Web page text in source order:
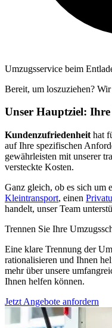
Umzugsservice beim
Bereit, um loszuziehen?
Unser Hauptziel:
Kundenzufriedenheit hat
auf Ihre spezifischen
gewährleisten mit unserer
versteckte Kosten.
Ganz gleich, ob es sich um
Kleintransport, einen
handelt, unser Team
Trennen Sie Ihre
Eine klare Trennung der
rationalisieren und Ihnen
mehr über unsere
Ihnen helfen können.
Jetzt Angebote anfordern